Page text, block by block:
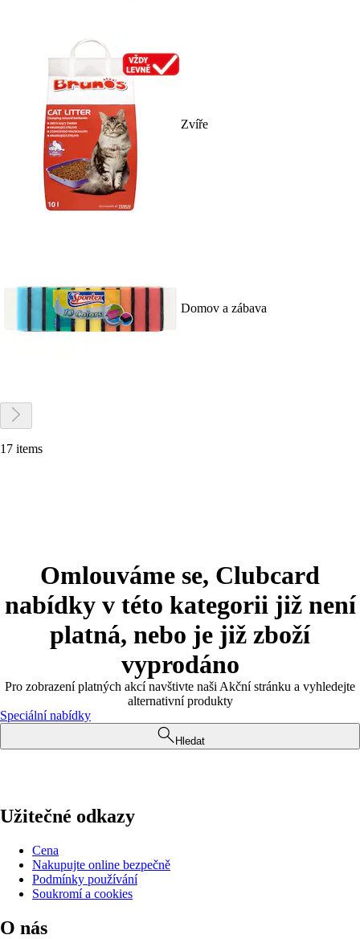
Zvíře
Domov a zábava
17 items
Omlouváme se, Clubcard
nabídky v této kategorii již není
platná, nebo je již zboží
vyprodáno
Pro zobrazení platných akcí navštivte naši Akční stránku a vyhledejte
alternativní produkty
Speciální nabídky
Hledat
Užitečné odkazy
Cena
Nakupujte online bezpečně
Podmínky používání
Soukromí a cookies
O nás